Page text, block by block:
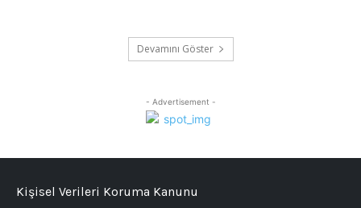
Devamını Göster
- Advertisement -
Kişisel Verileri Koruma Kanunu